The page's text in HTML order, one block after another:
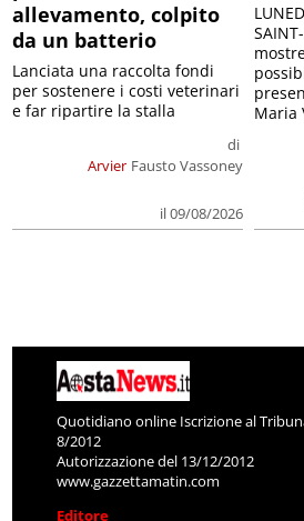
allevamento, colpito
da un batterio
Arvier
di
Fausto Vassoney
il 09/08/2026
Lanciata una raccolta fondi
per sostenere i costi veterinari
e far ripartire la stalla
Maria
Quotidiano online Iscrizione al
8/2012
Autorizzazione del 13/12/2012
www.gazzettamatin.com
Editore